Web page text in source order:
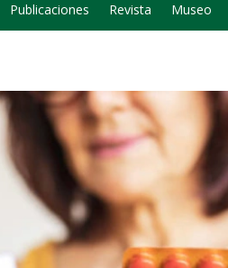
Publicaciones Revista Museo